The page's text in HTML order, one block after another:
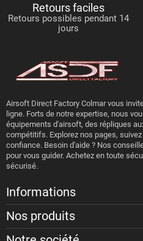
Retours faciles
Retours possibles pendant 14
jours
Airsoft Direct Factory Colmar vous
ligne. Forts de notre expertise, nous
équipements d'airsoft, des répliques
compétitifs. Explorez nos pages,
confiance. Besoin d'aide ? Nos
pour vous guider. Achetez en toute
sécurisé.
Informations
Nos produits